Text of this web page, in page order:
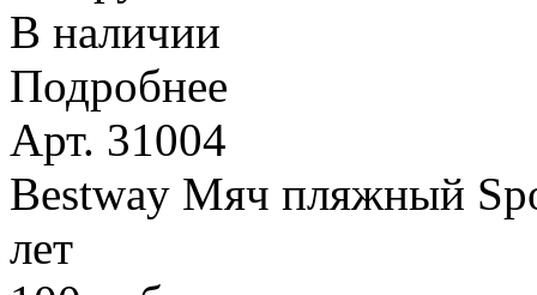
В наличии
Подробнее
Арт. 31004
Bestway Мяч пляжный
лет